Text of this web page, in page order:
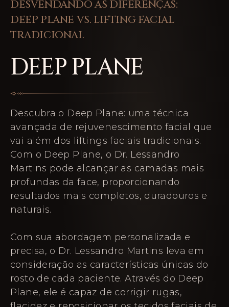
DESVENDANDO AS DIFERENÇAS:
DEEP PLANE VS. LIFTING FACIAL
TRADICIONAL
DEEP PLANE
Descubra o Deep Plane: uma técnica
avançada de rejuvenescimento facial que
vai além dos liftings faciais tradicionais.
Com o Deep Plane, o Dr. Lessandro
Martins pode alcançar as camadas mais
profundas da face, proporcionando
resultados mais completos, duradouros e
naturais.
Com sua abordagem personalizada e
precisa, o Dr. Lessandro Martins leva em
consideração as características únicas do
rosto de cada paciente. Através do Deep
Plane, ele é capaz de corrigir rugas,